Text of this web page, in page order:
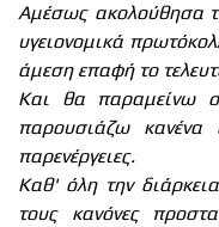
Αμέσως ακολούθησα
υγειονομικά
άμεση επαφή το
Και θα παραμείνω
παρουσιάζω
παρενέργειες.
Καθ' όλη την
τους κανόνες